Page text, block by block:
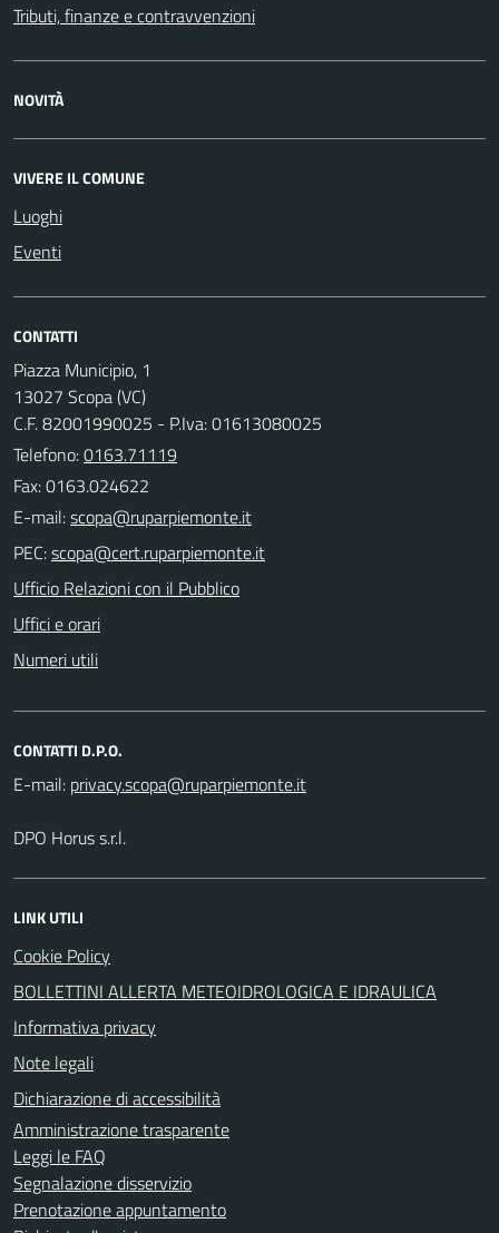
Tributi, finanze e contravvenzioni
NOVITÀ
VIVERE IL COMUNE
Luoghi
Eventi
CONTATTI
Piazza Municipio, 1
13027 Scopa (VC)
C.F. 82001990025 - P.Iva: 01613080025
Telefono:0163.71119
Fax: 0163.024622
E-mail:
PEC:
Ufficio Relazioni con il Pubblico
Uffici e orari
Numeri utili
CONTATTI D.P.O.
E-mail:
DPO Horus s.r.l.
LINK UTILI
Cookie Policy
BOLLETTINI ALLERTA METEOIDROLOGICA E IDRAULICA
Informativa privacy
Note legali
Dichiarazione di accessibilità
Amministrazione trasparente
Leggi le FAQ
Segnalazione disservizio
Prenotazione appuntamento